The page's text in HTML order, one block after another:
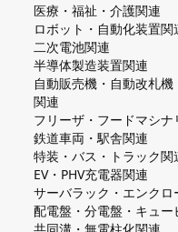
医療・福祉・介護関連
ロボット・自動化装置関
二次電池関連
半導体製造装置関連
自動販売機・自動改札
関連
フリーザ・フードマシナ
鉄道車両・駅舎関連
特装・バス・トラック関
EV・PHV充電器関連
サーバラック・エンクロ
配電盤・分電盤・キュー